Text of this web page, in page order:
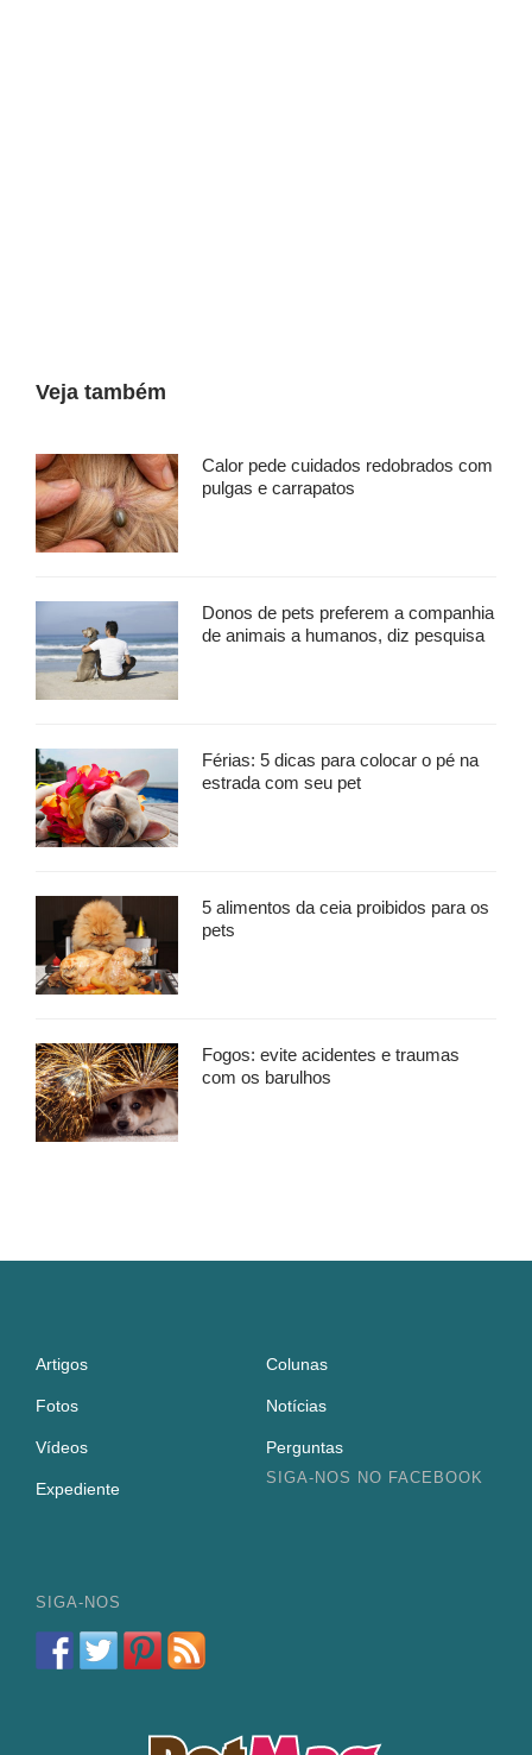
Veja também
Calor pede cuidados redobrados com
pulgas e carrapatos
Donos de pets preferem a companhia
de animais a humanos, diz pesquisa
Férias: 5 dicas para colocar o pé na
estrada com seu pet
5 alimentos da ceia proibidos para os
pets
Fogos: evite acidentes e traumas
com os barulhos
Artigos Colunas
Fotos Notícias
Vídeos Perguntas
Expediente
SIGA-NOS NO FACEBOOK
SIGA-NOS